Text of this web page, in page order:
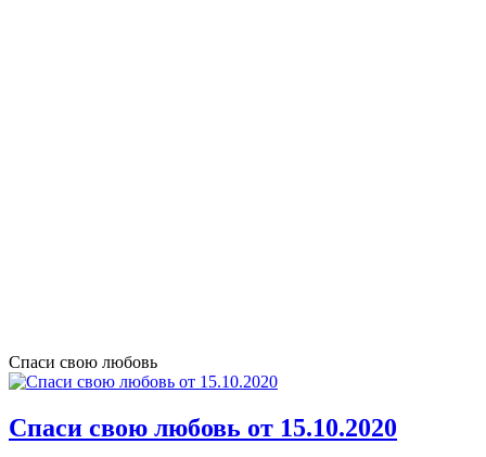
Спаси свою любовь
Спаси свою любовь от 15.10.2020